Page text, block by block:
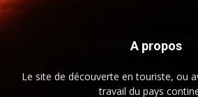
A propos
Le site de découverte en touriste, ou
travail du pays